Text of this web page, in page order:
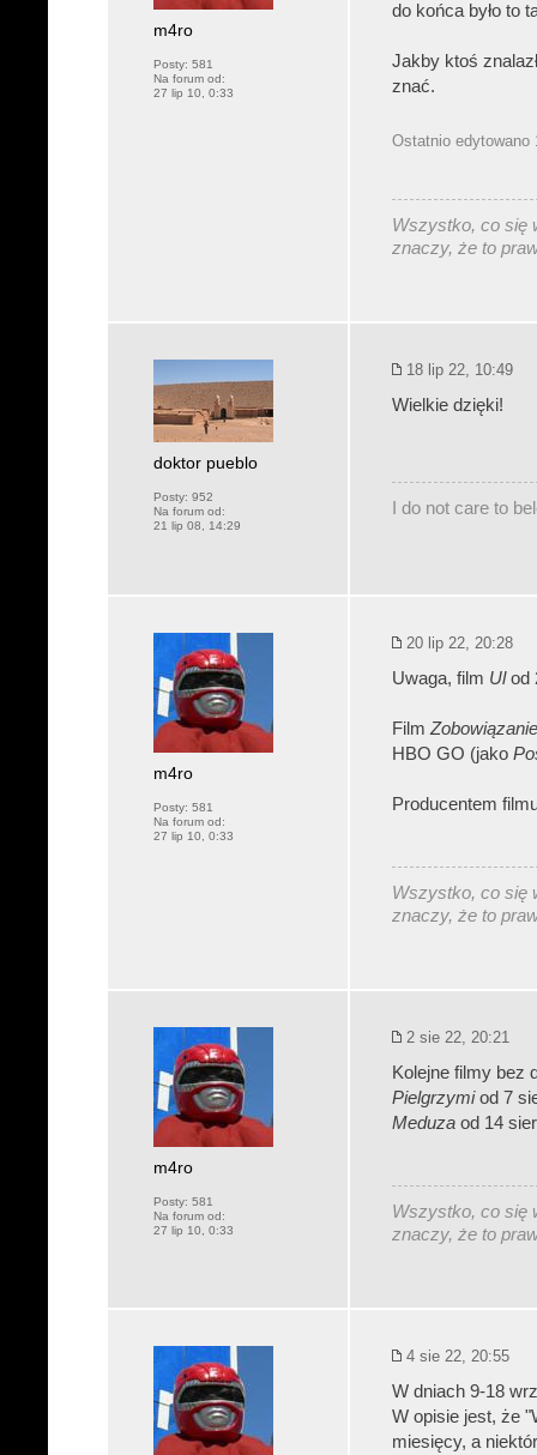
m4ro
Posty: 581
Na forum od:
27 lip 10, 0:33
do końca było to
Jakby ktoś
znać.
Ostatnio
Wszystko, co się
znaczy, że to
doktor pueblo
Posty: 952
Na forum od:
21 lip 08, 14:29
18 lip 22, 10:49
Wielkie dzięki!
I do not care to
m4ro
Posty: 581
Na forum od:
27 lip 10, 0:33
20 lip 22, 20:28
Uwaga, film Ulod
Film
HBO GO (jako
Producentem
Wszystko, co się
znaczy, że to
m4ro
Posty: 581
Na forum od:
27 lip 10, 0:33
2 sie 22, 20:21
Kolejne filmy bez
Pielgrzymiod 7
Meduza od 14
Wszystko, co się
znaczy, że to
4 sie 22, 20:55
W dniach 9-18
W opisie jest, że
miesięcy, a